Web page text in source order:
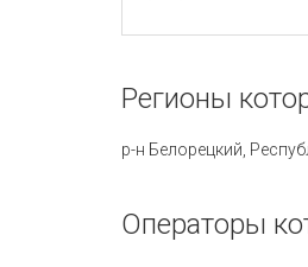
Регионы
р-н Белорецкий,
Операторы